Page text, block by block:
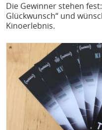
Die Gewinner stehen
Glückwunsch“ und
Kinoerlebnis.
Bild